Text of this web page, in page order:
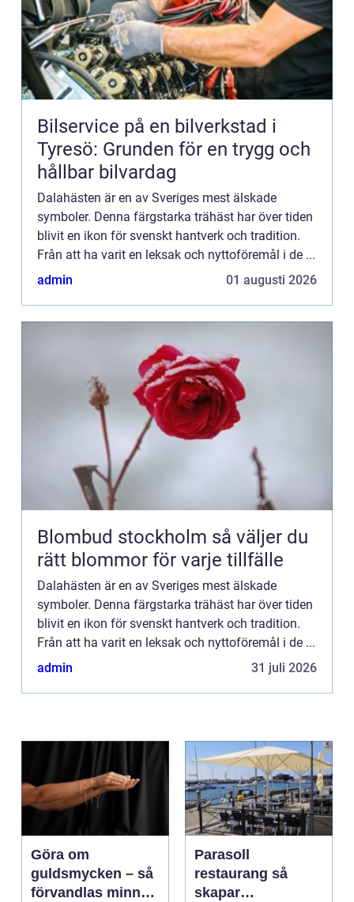
Bilservice på en bilverkstad i
Tyresö: Grunden för en trygg och
hållbar bilvardag
Dalahästen är en av Sveriges mest älskade
symboler. Denna färgstarka trähäst har över tiden
blivit en ikon för svenskt hantverk och tradition.
Från att ha varit en leksak och nyttoföremål i de ...
admin
01 augusti 2026
Blombud stockholm så väljer du
rätt blommor för varje tillfälle
Dalahästen är en av Sveriges mest älskade
symboler. Denna färgstarka trähäst har över tiden
blivit en ikon för svenskt hantverk och tradition.
Från att ha varit en leksak och nyttoföremål i de ...
admin
31 juli 2026
Göra om
guldsmycken – så
förvandlas minnen
Parasoll
restaurang så
skapar